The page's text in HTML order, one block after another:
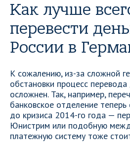
Как лучше
перевести
России в
К сожалению, из-за сложной
обстановки процесс перевода
осложнен. Так, например,
банковское отделение
до кризиса 2014-го года —
Юнистрим или подобную
платежную систему тоже